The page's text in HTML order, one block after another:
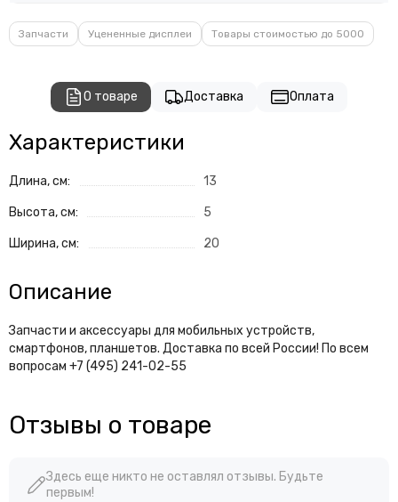
Запчасти Уцененные дисплеи Товары стоимостью до 5000
О товаре Доставка Оплата
Характеристики
Длина, см: 13
Высота, см: 5
Ширина, см: 20
Описание
Запчасти и аксессуары для мобильных устройств,
смартфонов, планшетов. Доставка по всей России! По всем
вопросам +7 (495) 241-02-55
Отзывы о товаре
Здесь еще никто не оставлял отзывы. Будьте
первым!